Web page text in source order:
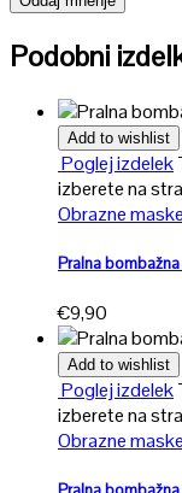
Podobni
Add to wishlist
Poglej izdelek
izberete na
Obrazne maske
Pralna bombažna
€9,90
Add to wishlist
Poglej izdelek
izberete na
Obrazne maske